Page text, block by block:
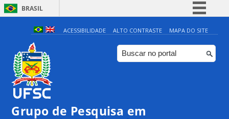
BRASIL
Simplifique!
Comunica BR
Participe
ACESSIBILIDADE ALTO CONTRASTE MAPA DO SITE
Grupo de Pesquisa em